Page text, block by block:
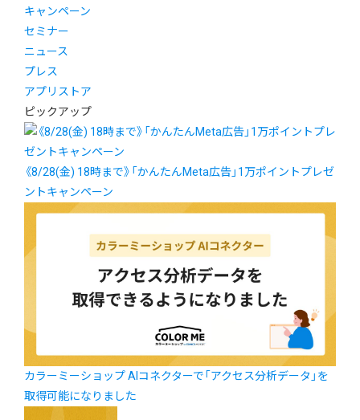
キャンペーン
セミナー
ニュース
プレス
アプリストア
ピックアップ
《8/28(金) 18時まで》「かんたんMeta広告」1万ポイントプレゼ
ントキャンペーン
カラーミーショップ AIコネクターで「アクセス分析データ」を
取得可能になりました